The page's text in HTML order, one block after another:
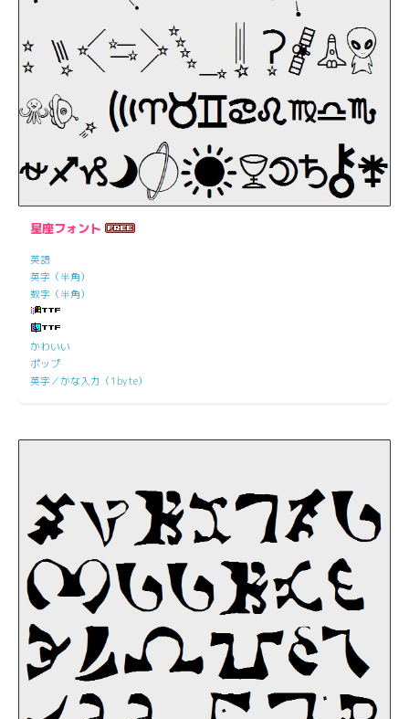
星座フォント
英語
英字（半角）
数字（半角）
かわいい
ポップ
英字／かな入力（1byte）